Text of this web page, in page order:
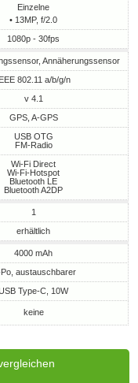
Einzelne
• 13MP, f/2.0
1080p - 30fps
Annäherungssensor
802.11 a/b/g/n
v 4.1
GPS, A-GPS
USB OTG
FM-Radio
Wi-Fi Direct
Wi-Fi-Hotspot
Bluetooth LE
Bluetooth A2DP
1
erhältlich
4000 mAh
Po, austauschbarer
Type-C, 10W
keine